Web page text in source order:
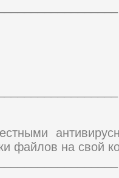
файлов на свой